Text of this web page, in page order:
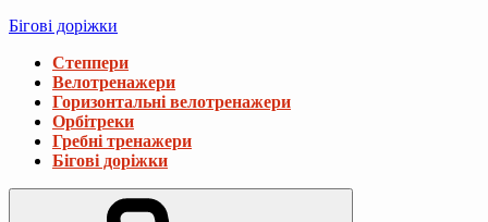
Бігові доріжки
Степпери
Велотренажери
Горизонтальні велотренажери
Орбітреки
Гребні тренажери
Бігові доріжки